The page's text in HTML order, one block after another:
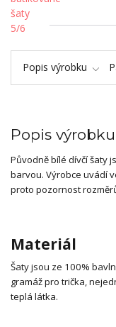
Popis výrobku
Popis výrobku
Původně bílé dívčí šaty
barvou. Výrobce uvádí
proto pozornost
Materiál
Šaty jsou ze 100%
gramáž pro trička,
teplá látka.